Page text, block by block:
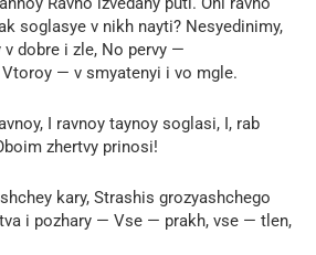
soglasye v nikh nayti? Nesyedinimy,
v dobre i zle, No pervy —
Vtoroy — v smyatenyi i vo mgle.
I ravnoy taynoy soglasi, I, rab
zhertvy prinosi!
kary, Strashis grozyashchego
i pozhary — Vse — prakh, vse — tlen,